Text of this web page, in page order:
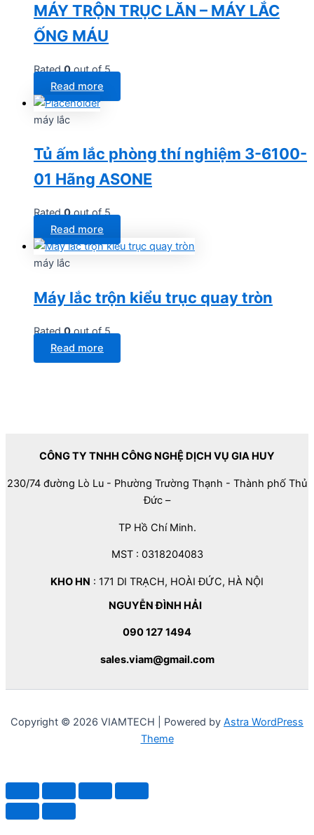
MÁY TRỘN TRỤC LĂN – MÁY LẮC
ỐNG MÁU
Rated0out of 5
Read more
máy lắc
Tủ ấm lắc phòng thí nghiệm 3-6100-
01 Hãng ASONE
Rated0out of 5
Read more
máy lắc
Máy lắc trộn kiểu trục quay tròn
Rated0out of 5
Read more
CÔNG TY TNHH CÔNG NGHỆ DỊCH VỤ GIA HUY
230/74 đường Lò Lu - Phường Trường Thạnh - Thành phố Thủ
Đức –
TP Hồ Chí Minh.
MST : 0318204083
KHO HN : 171 DI TRẠCH, HOÀI ĐỨC, HÀ NỘI
NGUYỄN ĐÌNH HẢI
090 127 1494
sales.viam@gmail.com
Copyright © 2026 VIAMTECH | Powered by Astra WordPress
Theme